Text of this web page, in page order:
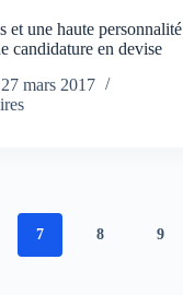
une haute personnalité
candidature en devise
27 mars 2017
7 8 9